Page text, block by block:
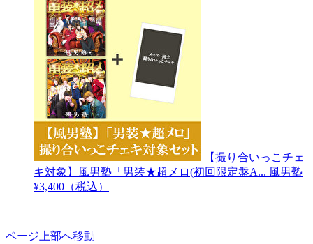
【撮り合いっこチェ
キ対象】風男塾「男装★超メロ(初回限定盤A... 風男塾
¥3,400（税込）
ページ上部へ移動